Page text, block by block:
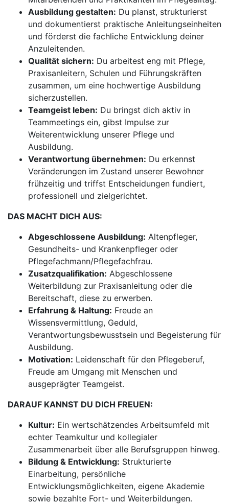
Ausbildung gestalten: Du planst, strukturierst
und dokumentierst praktische Anleitungseinheiten
und förderst die fachliche Entwicklung deiner
Anzuleitenden.
Qualität sichern: Du arbeitest eng mit Pflege,
Praxisanleitern, Schulen und Führungskräften
zusammen, um eine hochwertige Ausbildung
sicherzustellen.
Teamgeist leben: Du bringst dich aktiv in
Teammeetings ein, gibst Impulse zur
Weiterentwicklung unserer Pflege und
Ausbildung.
Verantwortung übernehmen: Du erkennst
Veränderungen im Zustand unserer Bewohner
frühzeitig und triffst Entscheidungen fundiert,
professionell und zielgerichtet.
DAS MACHT DICH AUS:
Abgeschlossene Ausbildung: Altenpfleger,
Gesundheits- und Krankenpfleger oder
Pflegefachmann/Pflegefachfrau.
Zusatzqualifikation: Abgeschlossene
Weiterbildung zur Praxisanleitung oder die
Bereitschaft, diese zu erwerben.
Erfahrung & Haltung: Freude an
Wissensvermittlung, Geduld,
Verantwortungsbewusstsein und Begeisterung für
Ausbildung.
Motivation: Leidenschaft für den Pflegeberuf,
Freude am Umgang mit Menschen und
ausgeprägter Teamgeist.
DARAUF KANNST DU DICH FREUEN:
Kultur: Ein wertschätzendes Arbeitsumfeld mit
echter Teamkultur und kollegialer
Zusammenarbeit über alle Berufsgruppen hinweg.
Bildung & Entwicklung: Strukturierte
Einarbeitung, persönliche
Entwicklungsmöglichkeiten, eigene Akademie
sowie bezahlte Fort- und Weiterbildungen.